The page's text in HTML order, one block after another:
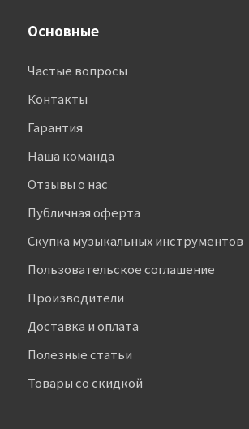
Основные
Частые вопросы
Контакты
Гарантия
Наша команда
Отзывы о нас
Публичная оферта
Скупка музыкальных инструментов
Пользовательское соглашение
Производители
Доставка и оплата
Полезные статьи
Товары со скидкой